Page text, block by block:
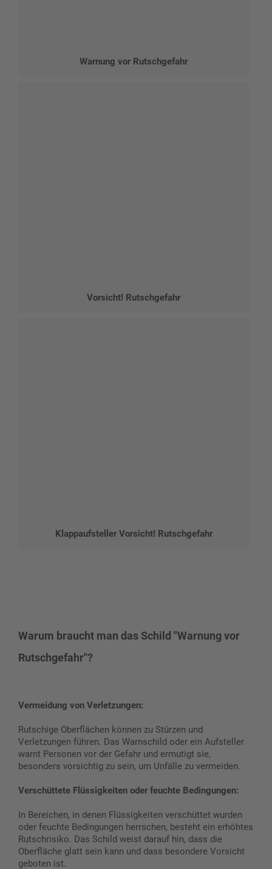
Warnung vor Rutschgefahr
Vorsicht! Rutschgefahr
Klappaufsteller Vorsicht! Rutschgefahr
Warum braucht man das Schild "Warnung vor
Rutschgefahr"?
Vermeidung von Verletzungen:
Rutschige Oberflächen können zu Stürzen und
Verletzungen führen. Das Warnschild oder ein Aufsteller
warnt Personen vor der Gefahr und ermutigt sie,
besonders vorsichtig zu sein, um Unfälle zu vermeiden.
Verschüttete Flüssigkeiten oder feuchte Bedingungen:
In Bereichen, in denen Flüssigkeiten verschüttet wurden
oder feuchte Bedingungen herrschen, besteht ein erhöhtes
Rutschrisiko. Das Schild weist darauf hin, dass die
Oberfläche glatt sein kann und dass besondere Vorsicht
geboten ist.